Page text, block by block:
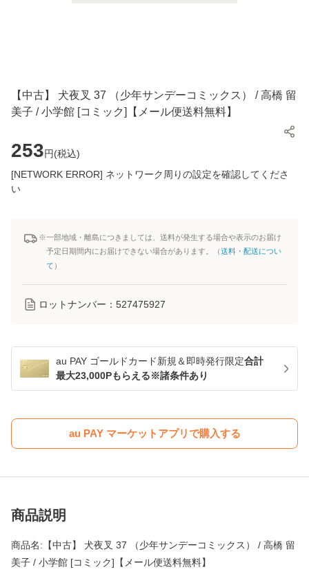
【中古】 犬夜叉 37 （少年サンデーコミックス） / 高橋 留
美子 / 小学館 [コミック]【メール便送料無料】
253円(税込)
[NETWORK ERROR] ネットワーク周りの設定を確認してくださ
い
※一部地域・離島につきましては、送料が発生する場合や表示のお届け
予定日期間内にお届けできない場合があります。（送料・配送につい
て ）
ロットナンバー： 527475927
au PAY ゴールドカード新規＆即時発行限定合計
最大23,000Pもらえる※諸条件あり
au PAY マーケットアプリで購入する
商品説明
商品名:【中古】 犬夜叉 37 （少年サンデーコミックス） / 高橋 留
美子 / 小学館 [コミック]【メール便送料無料】